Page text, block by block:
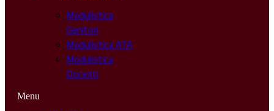
Modulistica
Genitori
Modulistica ATA
Modulistica
Docenti
Menu